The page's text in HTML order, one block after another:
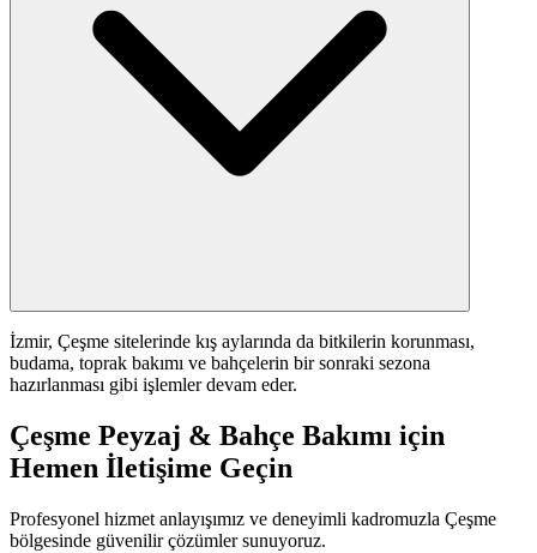
İzmir, Çeşme sitelerinde kış aylarında da bitkilerin korunması,
budama, toprak bakımı ve bahçelerin bir sonraki sezona
hazırlanması gibi işlemler devam eder.
Çeşme Peyzaj & Bahçe Bakımı için
Hemen İletişime Geçin
Profesyonel hizmet anlayışımız ve deneyimli kadromuzla Çeşme
bölgesinde güvenilir çözümler sunuyoruz.